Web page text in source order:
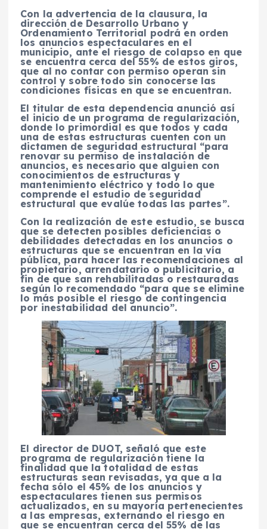
Con la advertencia de la clausura, la
dirección de Desarrollo Urbano y
Ordenamiento Territorial podrá en orden
los anuncios espectaculares en el
municipio, ante el riesgo de colapso en que
se encuentra cerca del 55% de estos giros,
que al no contar con permiso operan sin
control y sobre todo sin conocerse las
condiciones físicas en que se encuentran.
El titular de esta dependencia anunció así
el inicio de un programa de regularización,
donde lo primordial es que todos y cada
una de estas estructuras cuenten con un
dictamen de seguridad estructural “para
renovar su permiso de instalación de
anuncios, es necesario que alguien con
conocimientos de estructuras y
mantenimiento eléctrico y todo lo que
comprende el estudio de seguridad
estructural que evalúe todas las partes”.
Con la realización de este estudio, se busca
que se detecten posibles deficiencias o
debilidades detectadas en los anuncios o
estructuras que se encuentran en la vía
pública, para hacer las recomendaciones al
propietario, arrendatario o publicitario, a
fin de que san rehabilitadas o restauradas
según lo recomendado “para que se elimine
lo más posible el riesgo de contingencia
por inestabilidad del anuncio”.
El director de DUOT, señaló que este
programa de regularización tiene la
finalidad que la totalidad de estas
estructuras sean revisadas, ya que a la
fecha sólo el 45% de los anuncios y
espectaculares tienen sus permisos
actualizados, en su mayoría pertenecientes
a las empresas, externando el riesgo en
que se encuentran cerca del 55% de las